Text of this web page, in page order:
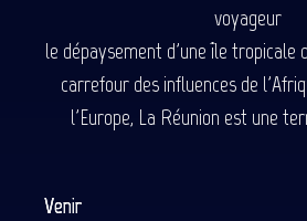
voyageur
le dépaysement d'une île tropicale
carrefour des influences de
l'Europe, La Réunion est une
Venir